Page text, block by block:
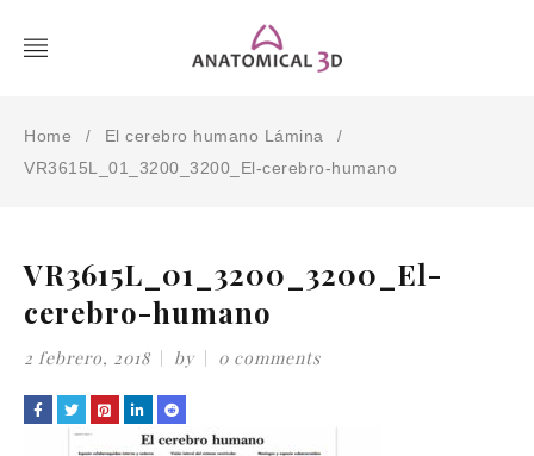
Home / El cerebro humano Lámina /
VR3615L_01_3200_3200_El-cerebro-humano
VR3615L_01_3200_3200_El-
cerebro-humano
2 febrero, 2018 by 0 comments